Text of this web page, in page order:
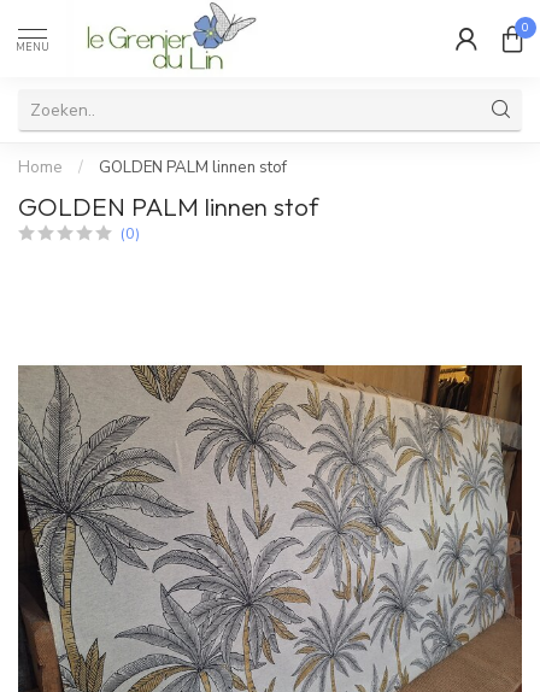
MENU
0
Home / GOLDEN PALM linnen stof
GOLDEN PALM linnen stof
(0)